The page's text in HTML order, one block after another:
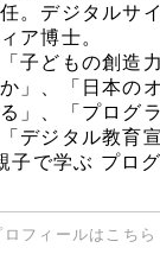
。デジタルサ
ア博士。
子どもの創造
」、「日本の
」、「プログ
デジタル教育
子で学ぶ プロ
ロフィールはこち